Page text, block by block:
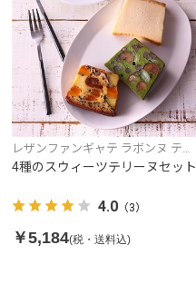
レザンファンギャテ ラボンヌ テリ
ーヌ
4種のスウィーツテリーヌセット
4.0 （3）
￥5,184(税・送料込)